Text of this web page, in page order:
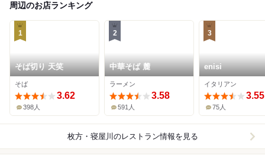
周辺のお店ランキング
1
そば切り 天笑
そば
3.62
398人
2
中華そば 麓
ラーメン
3.58
591人
3
enisi
イタリアン
3.55
75人
枚方・寝屋川 のレストラン情報を見る